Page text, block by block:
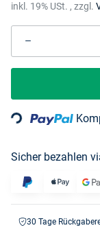
inkl. 19% USt. , zzgl.
Loading...
Sicher bezahlen
30 Tage